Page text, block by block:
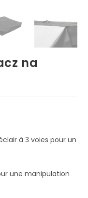
na
à 3 voies pour un
une manipulation